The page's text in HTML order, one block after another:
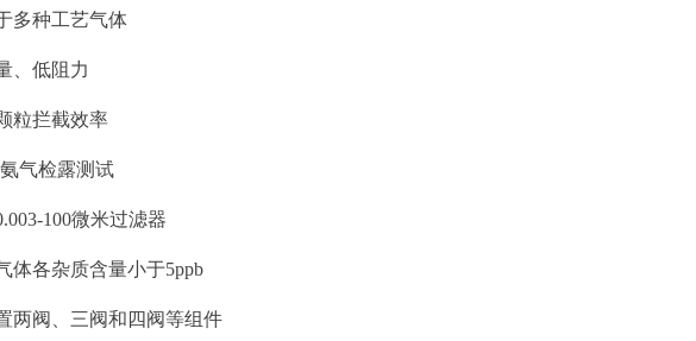
多种工艺气体
、低阻力
粒拦截效率
气检露测试
100微米过滤器
体各杂质含量小于5ppb
两阀、三阀和四阀等组件